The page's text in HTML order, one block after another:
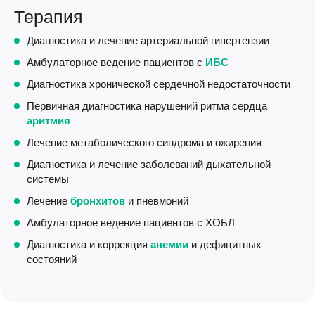
Терапия
Диагностика и лечение артериальной гипертензии
Амбулаторное ведение пациентов с ИБС
Диагностика хронической сердечной недостаточности
Первичная диагностика нарушений ритма сердца
аритмия
Лечение метаболического синдрома и ожирения
Диагностика и лечение заболеваний дыхательной
системы
Лечение бронхитов и пневмоний
Амбулаторное ведение пациентов с ХОБЛ
Диагностика и коррекция анемии и дефицитных
состояний